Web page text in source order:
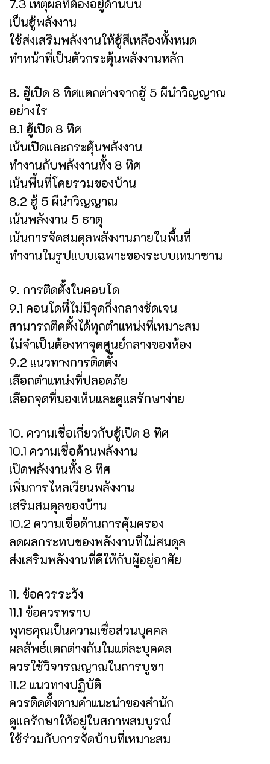
7.3 เหตุผลที่ต้องอยู่ด้านบน
เป็นฮู้พลังงาน
ใช้ส่งเสริมพลังงานให้ฮู้สีเหลืองทั้งหมด
ทำหน้าที่เป็นตัวกระตุ้นพลังงานหลัก
8. ฮู้เปิด 8 ทิศแตกต่างจากฮู้ 5 ผีนำวิญญาณ
อย่างไร
8.1 ฮู้เปิด 8 ทิศ
เน้นเปิดและกระตุ้นพลังงาน
ทำงานกับพลังงานทั้ง 8 ทิศ
เน้นพื้นที่โดยรวมของบ้าน
8.2 ฮู้ 5 ผีนำวิญญาณ
เน้นพลังงาน 5 ธาตุ
เน้นการจัดสมดุลพลังงานภายในพื้นที่
ทำงานในรูปแบบเฉพาะของระบบเหมาซาน
9. การติดตั้งในคอนโด
9.1 คอนโดที่ไม่มีจุดกึ่งกลางชัดเจน
สามารถติดตั้งได้ทุกตำแหน่งที่เหมาะสม
ไม่จำเป็นต้องหาจุดศูนย์กลางของห้อง
9.2 แนวทางการติดตั้ง
เลือกตำแหน่งที่ปลอดภัย
เลือกจุดที่มองเห็นและดูแลรักษาง่าย
10. ความเชื่อเกี่ยวกับฮู้เปิด 8 ทิศ
10.1 ความเชื่อด้านพลังงาน
เปิดพลังงานทั้ง 8 ทิศ
เพิ่มการไหลเวียนพลังงาน
เสริมสมดุลของบ้าน
10.2 ความเชื่อด้านการคุ้มครอง
ลดผลกระทบของพลังงานที่ไม่สมดุล
ส่งเสริมพลังงานที่ดีให้กับผู้อยู่อาศัย
11. ข้อควรระวัง
11.1 ข้อควรทราบ
พุทธคุณเป็นความเชื่อส่วนบุคคล
ผลลัพธ์แตกต่างกันในแต่ละบุคคล
ควรใช้วิจารณญาณในการบูชา
11.2 แนวทางปฏิบัติ
ควรติดตั้งตามคำแนะนำของสำนัก
ดูแลรักษาให้อยู่ในสภาพสมบูรณ์
ใช้ร่วมกับการจัดบ้านที่เหมาะสม